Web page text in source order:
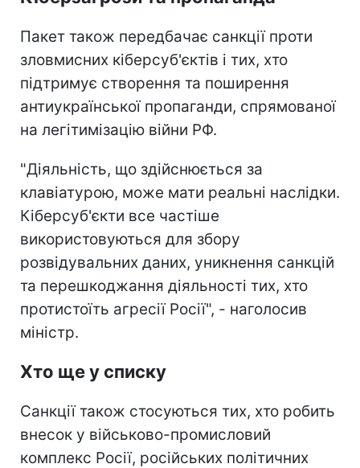
Пакет також передбачає санкції проти
зловмисних кіберсуб'єктів і тих, хто
підтримує створення та поширення
антиукраїнської пропаганди, спрямованої
на легітимізацію війни РФ.
"Діяльність, що здійснюється за
клавіатурою, може мати реальні наслідки.
Кіберсуб'єкти все частіше
використовуються для збору
розвідувальних даних, уникнення санкцій
та перешкоджання діяльності тих, хто
протистоїть агресії Росії", - наголосив
міністр.
Хто ще у списку
Санкції також стосуються тих, хто робить
внесок у військово-промисловий
комплекс Росії, російських політичних